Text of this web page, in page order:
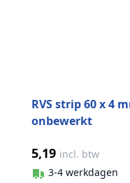
RVS strip 60 x 4
onbewerkt
5,19 incl. btw
3-4 werkdagen